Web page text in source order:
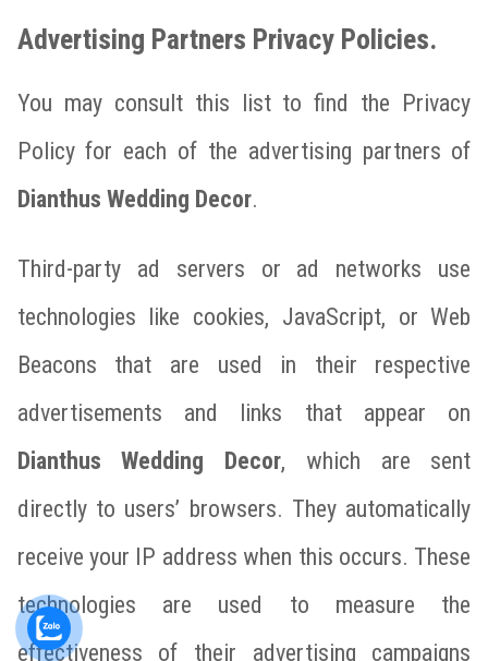
Advertising Partners Privacy Policies.
You may consult this list to find the Privacy
Policy for each of the advertising partners of
Dianthus Wedding Decor.
Third-party ad servers or ad networks use
technologies like cookies, JavaScript, or Web
Beacons that are used in their respective
advertisements and links that appear on
Dianthus Wedding Decor, which are sent
directly to users’ browsers. They automatically
receive your IP address when this occurs. These
technologies are used to measure the
effectiveness of their advertising campaigns